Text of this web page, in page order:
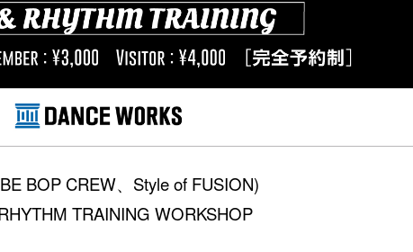
BE BOP CREW、Style of FUSION)
TRAINING WORKSHOP